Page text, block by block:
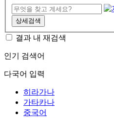
상세검색
결과 내 재검색
인기 검색어
다국어 입력
히라가나
가타카나
중국어